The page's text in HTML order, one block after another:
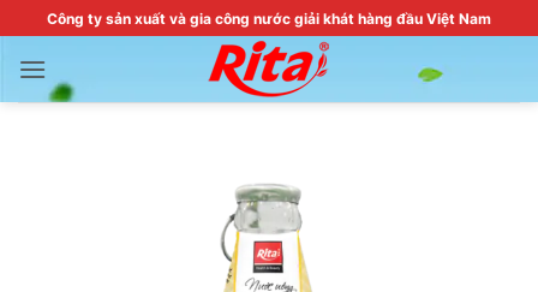
to
content
Công ty sản xuất và gia công nước giải khát hàng đầu Việt Nam